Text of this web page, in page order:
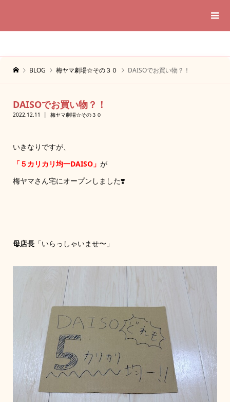
BLOG 梅ヤマ劇場☆その３０ DAISOでお買い物？！
DAISOでお買い物？！
2022.12.11 梅ヤマ劇場☆その３０
いきなりですが、
「５カリカリ均一DAISO」 が
梅ヤマさん宅にオープンしました❣️
母店長「いらっしゃいませ〜」